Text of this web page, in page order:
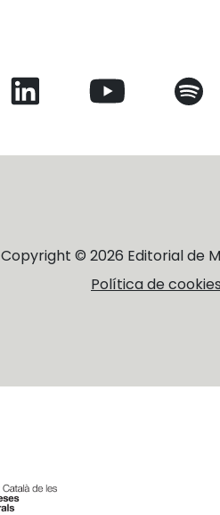
Copyright © 2026 Editorial de
Política de cookies